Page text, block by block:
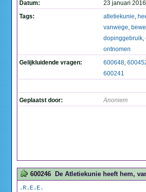
Datum:
23 januari
Tags:
atletiekunie,
vanwege,
dopinggebruik,
ontnomen
Gelijkluidende vragen:
600648,
600241
Geplaatst door: Anoniem
600246 De Atletiekunie heeft hem,
.R.E.E.